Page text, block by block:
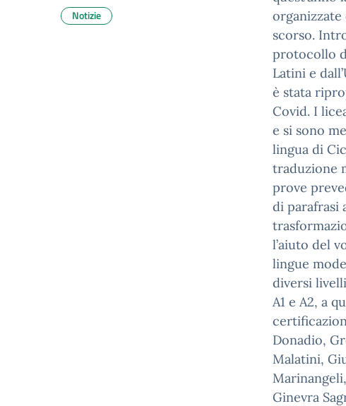
organizzate
scorso.
protocollo
Latini e
è stata
Covid. I
e si sono
lingua di
traduzione
prove
di parafrasi
l’aiuto del
lingue
diversi
A1 e A2, a
Donadio,
Malatini,
Ginevra
Notizie